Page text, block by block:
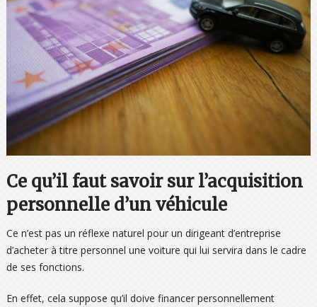
Ce qu’il faut savoir sur l’acquisition
personnelle d’un véhicule
Ce n’est pas un réflexe naturel pour un dirigeant d’entreprise
d’acheter à titre personnel une voiture qui lui servira dans le cadre
de ses fonctions.
En effet, cela suppose qu’il doive financer personnellement